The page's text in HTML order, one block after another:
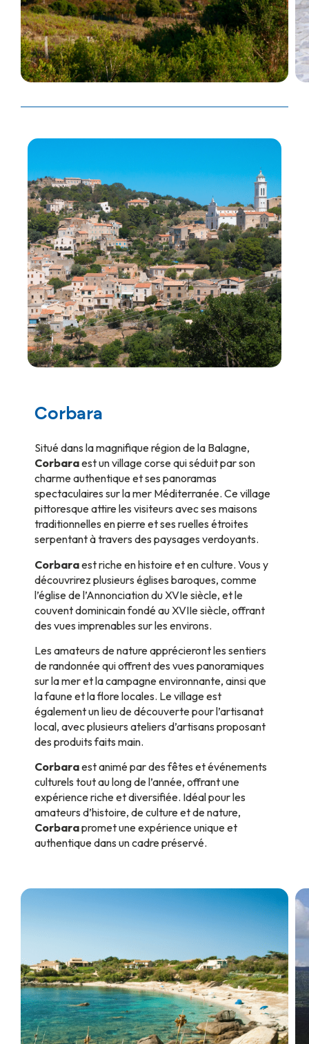
Corbara
Situé dans la magnifique région de la Balagne,
Corbaraest un village corse qui séduit par son
charme authentique et ses panoramas
spectaculaires sur la mer Méditerranée. Ce village
pittoresque attire les visiteurs avec ses maisons
traditionnelles en pierre et ses ruelles étroites
serpentant à travers des paysages verdoyants.
Corbaraest riche en histoire et en culture. Vous y
découvrirez plusieurs églises baroques, comme
l’église de l’Annonciation du XVIe siècle, et le
couvent dominicain fondé au XVIIe siècle, offrant
des vues imprenables sur les environs.
Les amateurs de nature apprécieront les sentiers
de randonnée qui offrent des vues panoramiques
sur la mer et la campagne environnante, ainsi que
la faune et la flore locales. Le village est
également un lieu de découverte pour l’artisanat
local, avec plusieurs ateliers d’artisans proposant
des produits faits main.
Corbaraest animé par des fêtes et événements
culturels tout au long de l’année, offrant une
expérience riche et diversifiée. Idéal pour les
amateurs d’histoire, de culture et de nature,
Corbarapromet une expérience unique et
authentique dans un cadre préservé.